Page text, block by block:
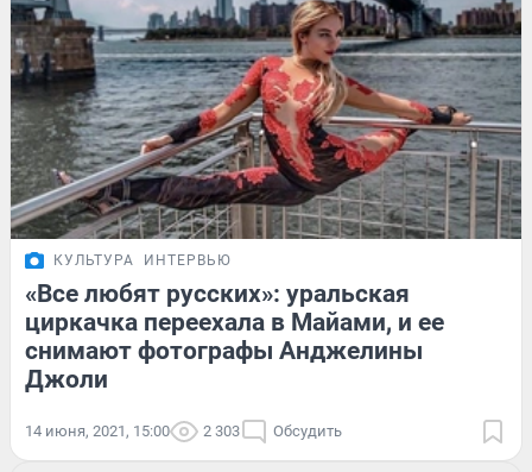
КУЛЬТУРА ИНТЕРВЬЮ
«Все любят русских»: уральская
циркачка переехала в Майами, и ее
снимают фотографы Анджелины
Джоли
14 июня, 2021, 15:00 2 303 Обсудить